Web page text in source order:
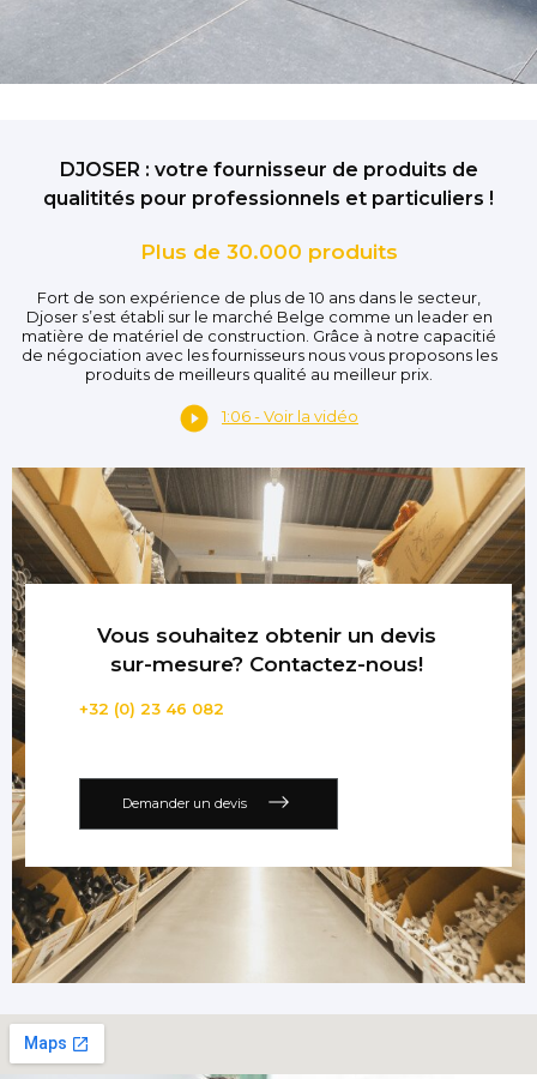
DJOSER : votre fournisseur de produits de
qualitités pour professionnels et particuliers !
Plus de 30.000 produits
Fort de son expérience de plus de 10 ans dans le secteur,
Djoser s’est établi sur le marché Belge comme un leader en
matière de matériel de construction. Grâce à notre capacitié
de négociation avec les fournisseurs nous vous proposons les
produits de meilleurs qualité au meilleur prix.
1:06 - Voir la vidéo
Vous souhaitez obtenir un devis
sur-mesure? Contactez-nous!
+32 (0) 23 46 082
Demander un devis